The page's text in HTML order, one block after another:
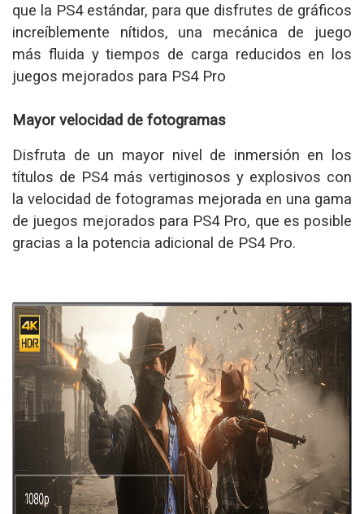
que la PS4 estándar, para que disfrutes de gráficos
increíblemente nítidos, una mecánica de juego
más fluida y tiempos de carga reducidos en los
juegos mejorados para PS4 Pro
Mayor velocidad de fotogramas
Disfruta de un mayor nivel de inmersión en los
títulos de PS4 más vertiginosos y explosivos con
la velocidad de fotogramas mejorada en una gama
de juegos mejorados para PS4 Pro, que es posible
gracias a la potencia adicional de PS4 Pro.